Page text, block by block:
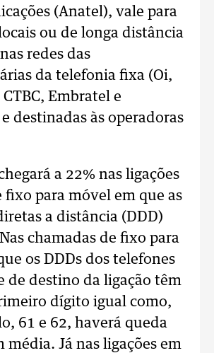
(Anatel), vale para
ou de longa distância
redes das
da telefonia fixa (Oi,
Embratel e
destinadas às operadoras
a 22% nas ligações
fixo para móvel em que as
a distância (DDD)
chamadas de fixo para
os DDDs dos telefones
de destino da ligação têm
dígito igual como,
61 e 62, haverá queda
média. Já nas ligações em